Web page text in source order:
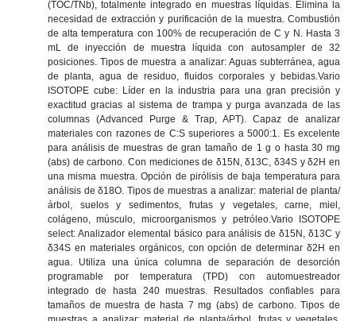
(TOC/TNb), totalmente integrado en muestras líquidas. Elimina la
necesidad de extracción y purificación de la muestra. Combustión
de alta temperatura con 100% de recuperación de C y N. Hasta 3
mL de inyección de muestra líquida con autosampler de 32
posiciones. Tipos de muestra a analizar: Aguas subterránea, agua
de planta, agua de residuo, fluidos corporales y bebidas.Vario
ISOTOPE cube: Líder en la industria para una gran precisión y
exactitud gracias al sistema de trampa y purga avanzada de las
columnas (Advanced Purge & Trap, APT). Capaz de analizar
materiales con razones de C:S superiores a 5000:1. Es excelente
para análisis de muestras de gran tamaño de 1 g o hasta 30 mg
(abs) de carbono. Con mediciones de δ15N, δ13C, δ34S y δ2H en
una misma muestra. Opción de pirólisis de baja temperatura para
análisis de δ18O. Tipos de muestras a analizar: material de planta/
árbol, suelos y sedimentos, frutas y vegetales, carne, miel,
colágeno, músculo, microorganismos y petróleo.Vario ISOTOPE
select: Analizador elemental básico para análisis de δ15N, δ13C y
δ34S en materiales orgánicos, con opción de determinar δ2H en
agua. Utiliza una única columna de separación de desorción
programable por temperatura (TPD) con automuestreador
integrado de hasta 240 muestras. Resultados confiables para
tamaños de muestra de hasta 7 mg (abs) de carbono. Tipos de